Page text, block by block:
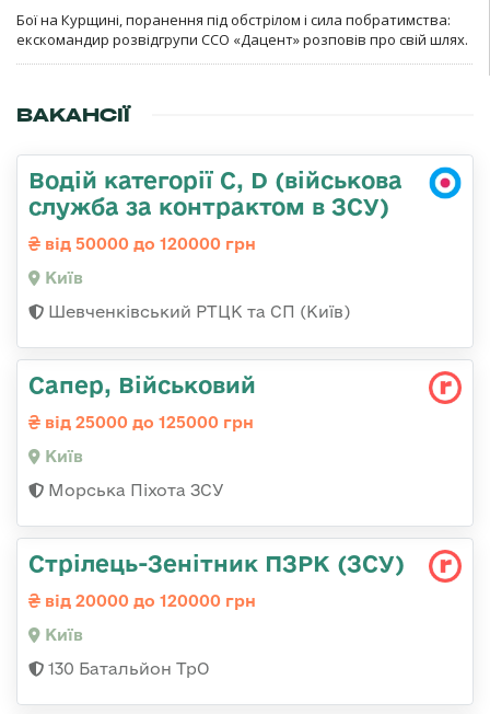
Бої на Курщині, поранення під обстрілом і сила побратимства:
екскомандир розвідгрупи ССО «Дацент» розповів про свій шлях.
ВАКАНСІЇ
Водій категорії C, D (військова
служба за контрактом в ЗСУ)
від 50000 до 120000 грн
Київ
Шевченківський РТЦК та СП (Київ)
Сапер, Військовий
від 25000 до 125000 грн
Київ
Морська Піхота ЗСУ
Стрілець-Зенітник ПЗРК (ЗСУ)
від 20000 до 120000 грн
Київ
130 Батальйон ТрО